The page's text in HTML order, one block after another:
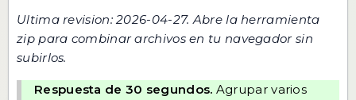
Ultima revision: 2026-04-27. Abrela herramienta
zippara combinar archivos en tu navegador sin
subirlos.
Respuesta de 30 segundos. Agrupar varios